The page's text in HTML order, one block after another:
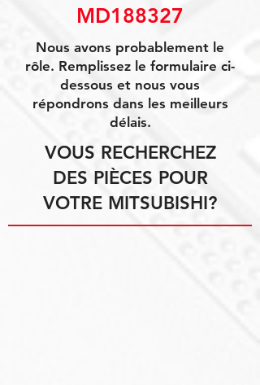
MD188327
Nous avons probablement le
rôle. Remplissez le formulaire ci-
dessous et nous vous
répondrons dans les meilleurs
délais.
VOUS RECHERCHEZ
DES PIÈCES POUR
VOTRE MITSUBISHI?